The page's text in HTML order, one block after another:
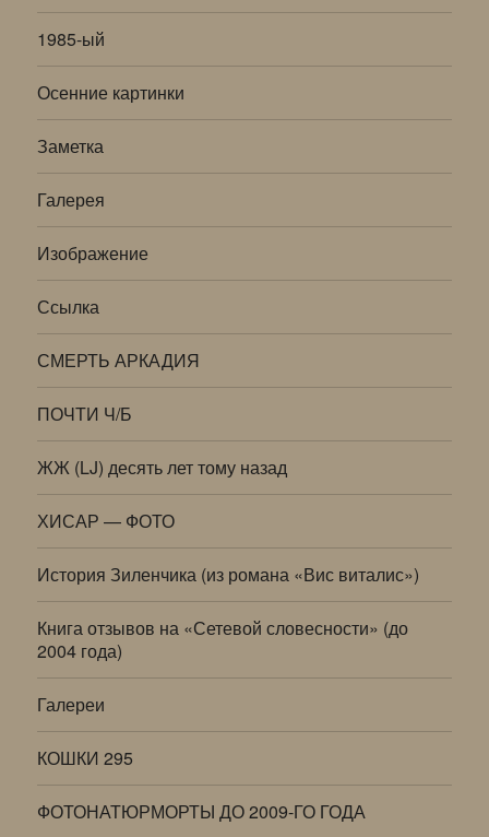
1985-ый
Осенние картинки
Заметка
Галерея
Изображение
Ссылка
СМЕРТЬ АРКАДИЯ
ПОЧТИ Ч/Б
ЖЖ (LJ) десять лет тому назад
ХИСАР — ФОТО
История Зиленчика (из романа «Вис виталис»)
Книга отзывов на «Сетевой словесности» (до
2004 года)
Галереи
КОШКИ 295
ФОТОНАТЮРМОРТЫ ДО 2009-ГО ГОДА